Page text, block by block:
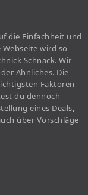
die Einfachheit und
wird so
Schnack. Wir
Ähnliches. Die
Faktoren
du dennoch
eines Deals,
über Vorschläge